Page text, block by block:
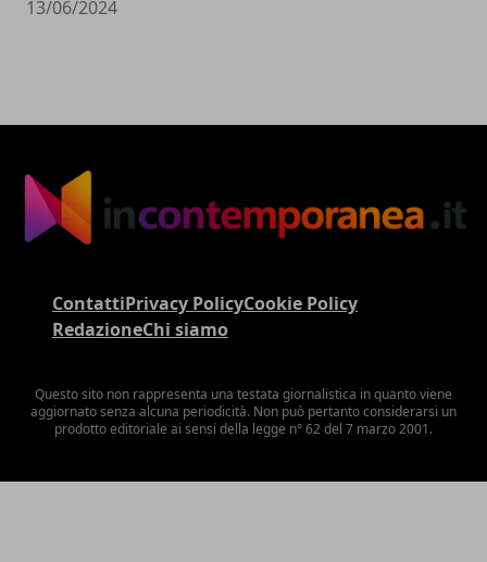
13/06/2024
ContattiPrivacy PolicyCookie Policy
RedazioneChi siamo
Questo sito non rappresenta una testata giornalistica in quanto viene
aggiornato senza alcuna periodicità. Non può pertanto considerarsi un
prodotto editoriale ai sensi della legge n° 62 del 7 marzo 2001.